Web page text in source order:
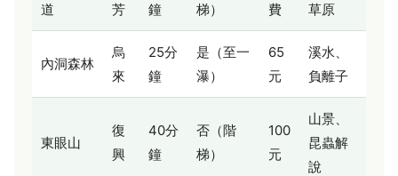
道
芳
鐘
梯）
費
草原
內洞森林
烏
來
25分
鐘
是（至一
瀑）
65
元
溪水、
負離子
東眼山
復
興
40分
鐘
否（階
梯）
100
元
山景、
昆蟲解
說